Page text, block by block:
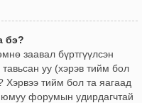
бэ?
заавал бүртгүүлсэн
уу (хэрэв тийм бол
Хэрвээ тийм бол та яагаад
юмуу форумын удирдагчтай